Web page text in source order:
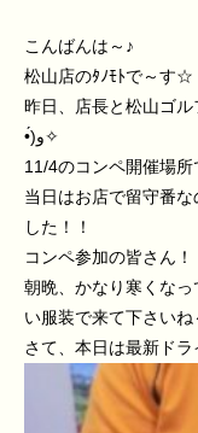
こんばんは～♪
松山店のﾀﾉﾓﾄで～す☆
昨日、店長と松山ゴ
•́)و✧
11/4のコンペ開催場所
当日はお店で留守番
した！！
コンペ参加の皆さん！
朝晩、かなり寒くな
い服装で来て下さい
さて、本日は最新ドラ